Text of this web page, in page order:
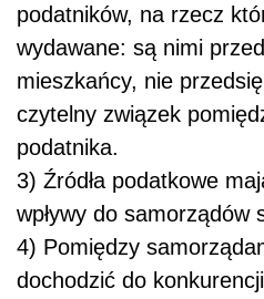
podatników, na rzecz
wydawane: są nimi
mieszkańcy, nie
czytelny związek
podatnika.
3) Źródła podatkowe
wpływy do samorządów
4) Pomiędzy
dochodzić do